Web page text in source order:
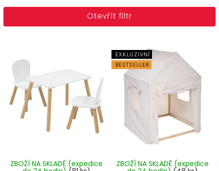
Doporučujeme
Otevřít filtr
ZBOŽÍ NA SKLADĚ (expedice
EXKLUZIVNÍ
BESTSELLER
ZBOŽÍ NA SKLADĚ (expedice